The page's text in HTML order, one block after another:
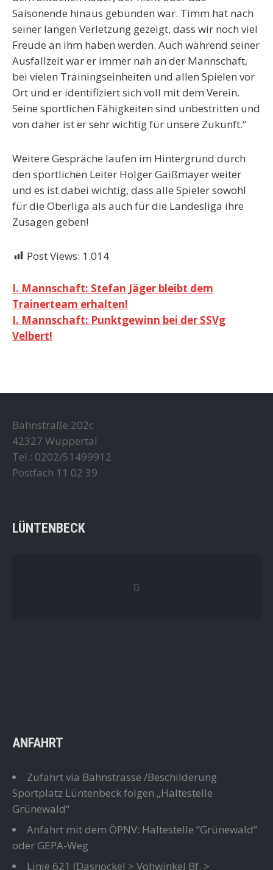
Saisonende hinaus gebunden war. Timm hat nach
seiner langen Verletzung gezeigt, dass wir noch viel
Freude an ihm haben werden. Auch während seiner
Ausfallzeit war er immer nah an der Mannschaft,
bei vielen Trainingseinheiten und allen Spielen vor
Ort und er identifiziert sich voll mit dem Verein.
Seine sportlichen Fähigkeiten sind unbestritten und
von daher ist er sehr wichtig für unsere Zukunft.“
Weitere Gespräche laufen im Hintergrund durch
den sportlichen Leiter Holger Gaißmayer weiter
und es ist dabei wichtig, dass alle Spieler sowohl
für die Oberliga als auch für die Landesliga ihre
Zusagen geben!
Post Views: 1.014
Beitragsnavigation
I. Mannschaft: Stefan Jäger bleibt dem
Trainerteam erhalten!
I. Mannschaft: Punktgewinn bei der SSVg
Velbert!
Bahnstraße 202c
42327 Wuppertal
Tel.: 0202/51499912
Postfach 11 02 39
LÜNTENBECK
ANFAHRT
Zufahrt via Bahnstrasse /Beschilderung
Sportplatz Lüntenbeck folgen „Haltestelle
Grünewald“
Anfahrt mit dem ÖPNV: Haltestelle “Grünewald”
oder GEPA-Weg
Linie 621 (Dasnöckel > Vohwinkel Bf. >